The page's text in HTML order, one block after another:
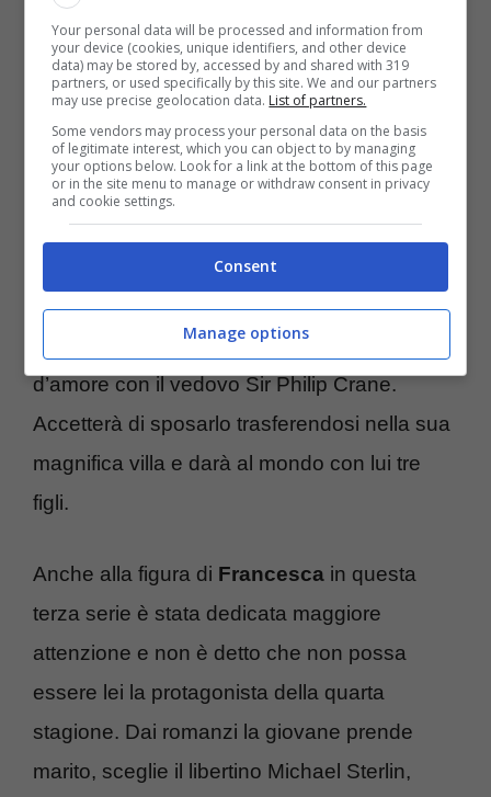
momento. Si incontreranno due anni più tardi
quando lui è diventato un famoso artista, i
due avranno quattro figli.
Anche la figura diEloiseè molto
interessante. Nei romanzi la giovane rimane
single per scelta fino a 28 anni rifiutando
diverse proposte di matrimonio fino a quando
non si scambierà per un anno lettere
d’amore con il vedovo Sir Philip Crane.
Accetterà di sposarlo trasferendosi nella sua
magnifica villa e darà al mondo con lui tre
figli.
Anche alla figura di Francesca in questa
terza serie è stata dedicata maggiore
attenzione e non è detto che non possa
essere lei la protagonista della quarta
stagione. Dai romanzi la giovane prende
marito, sceglie il libertino Michael Sterlin,
Your personal data will be processed and information from
your device (cookies, unique identifiers, and other device
data) may be stored by, accessed by and shared with 319
partners, or used specifically by this site. We and our partners
may use precise geolocation data. List of partners.
Some vendors may process your personal data on the basis
of legitimate interest, which you can object to by managing
your options below. Look for a link at the bottom of this page
or in the site menu to manage or withdraw consent in privacy
and cookie settings.
Consent
Manage options